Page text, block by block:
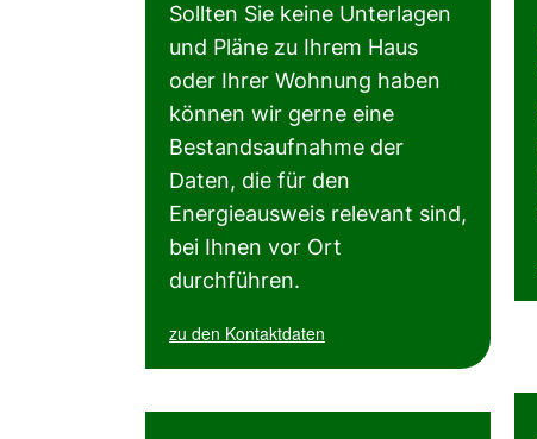
Sollten Sie keine Unterlagen
und Pläne zu Ihrem Haus
oder Ihrer Wohnung haben
können wir gerne eine
Bestandsaufnahme der
Daten, die für den
Energieausweis relevant sind,
bei Ihnen vor Ort
durchführen.
zu den Kontaktdaten